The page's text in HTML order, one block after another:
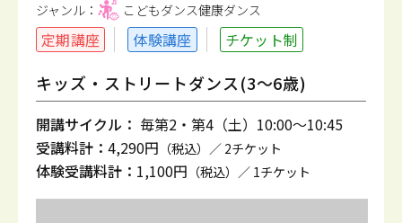
ジャンル： こどもダンス健康ダンス
定期講座 体験講座 チケット制
キッズ・ストリートダンス(3～6歳)
開講サイクル： 毎第2・第4（土）10:00～10:45
受講料計： 4,290円 （税込）／ 2チケット
体験受講料計： 1,100円 （税込）／ 1チケット